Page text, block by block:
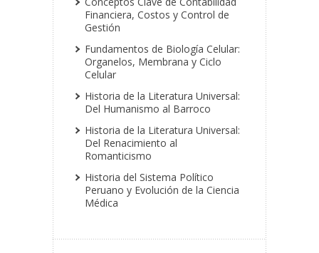
Financiera, Costos y Control de
Gestión
Fundamentos de Biología Celular:
Organelos, Membrana y Ciclo
Celular
Historia de la Literatura Universal:
Del Humanismo al Barroco
Historia de la Literatura Universal:
Del Renacimiento al
Romanticismo
Historia del Sistema Político
Peruano y Evolución de la Ciencia
Médica